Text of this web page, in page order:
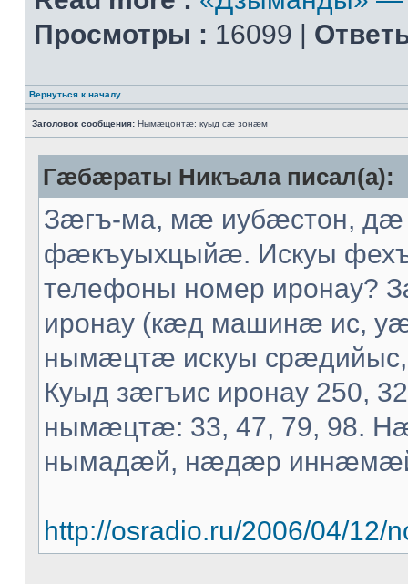
Просмотры : 16099 |
Вернуться к началу
Заголовок сообщения: Нымæцонтæ: куыд сæ зонæм
Гæбæраты Никъала писал(а):
Зæгъ-ма, мæ иубæстон,
фæкъуыхцыйæ. Искуы
телефоны номер
иронау (кæд машинæ ис,
нымæцтæ искуы
Куыд зæгъис иронау 250,
нымæцтæ: 33, 47, 79, 98.
нымадæй, нæдæр
http://osradio.ru/2006/04/12/